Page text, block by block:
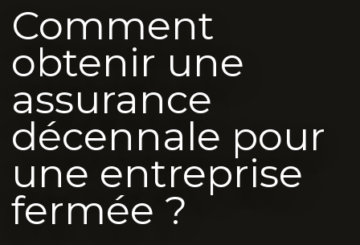
Comment
obtenir une
assurance
décennale pour
une entreprise
fermée ?